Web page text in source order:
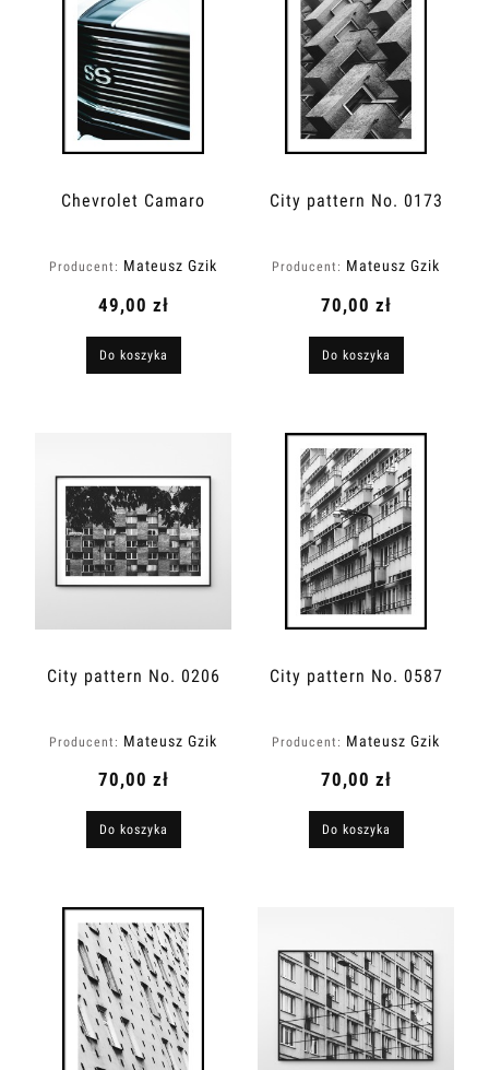
Chevrolet Camaro
Producent: Mateusz Gzik
49,00 zł
Do koszyka
City pattern No. 0173
Producent: Mateusz Gzik
70,00 zł
Do koszyka
City pattern No. 0206
Producent: Mateusz Gzik
70,00 zł
Do koszyka
City pattern No. 0587
Producent: Mateusz Gzik
70,00 zł
Do koszyka